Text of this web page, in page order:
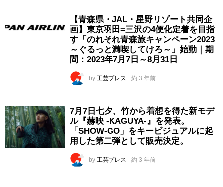
【青森県・JAL・星野リゾート共同企
画】東京羽田=三沢の4便化定着を目指
す「のれそれ青森旅キャンペーン2023
～ぐるっと満喫してけろ～」始動｜期
間：2023年7月7日～8月31日
by 工芸プレス 約 3 年前
7月7日七夕、竹から着想を得た新モデ
ル『赫映 -KAGUYA-』を発表。
「SHOW-GO」をキービジュアルに起
用した第二弾として販売決定。
by 工芸プレス 約 3 年前